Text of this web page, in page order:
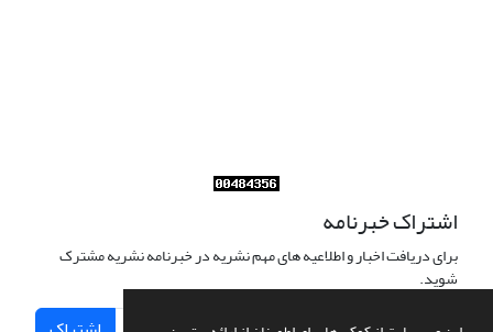
اشتراک خبرنامه
برای دریافت اخبار و اطلاعیه های مهم نشریه در خبرنامه نشریه مشترک
شوید.